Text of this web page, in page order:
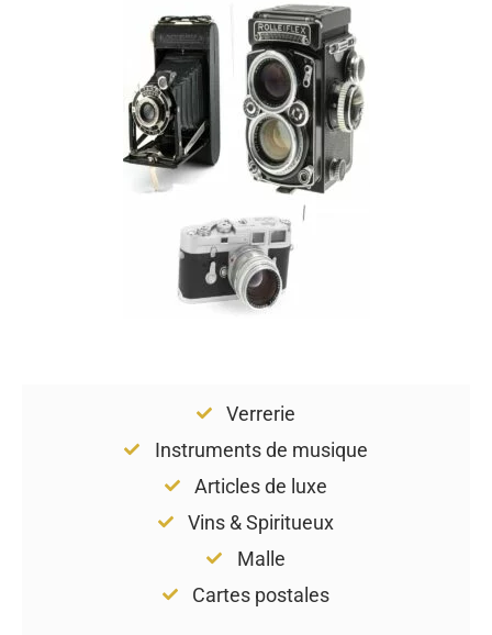
Verrerie
Instruments de musique
Articles de luxe
Vins & Spiritueux
Malle
Cartes postales